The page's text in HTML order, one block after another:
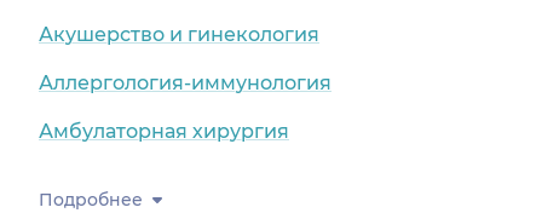
Акушерство и гинекология
Аллергология-иммунология
Амбулаторная хирургия
Подробнее